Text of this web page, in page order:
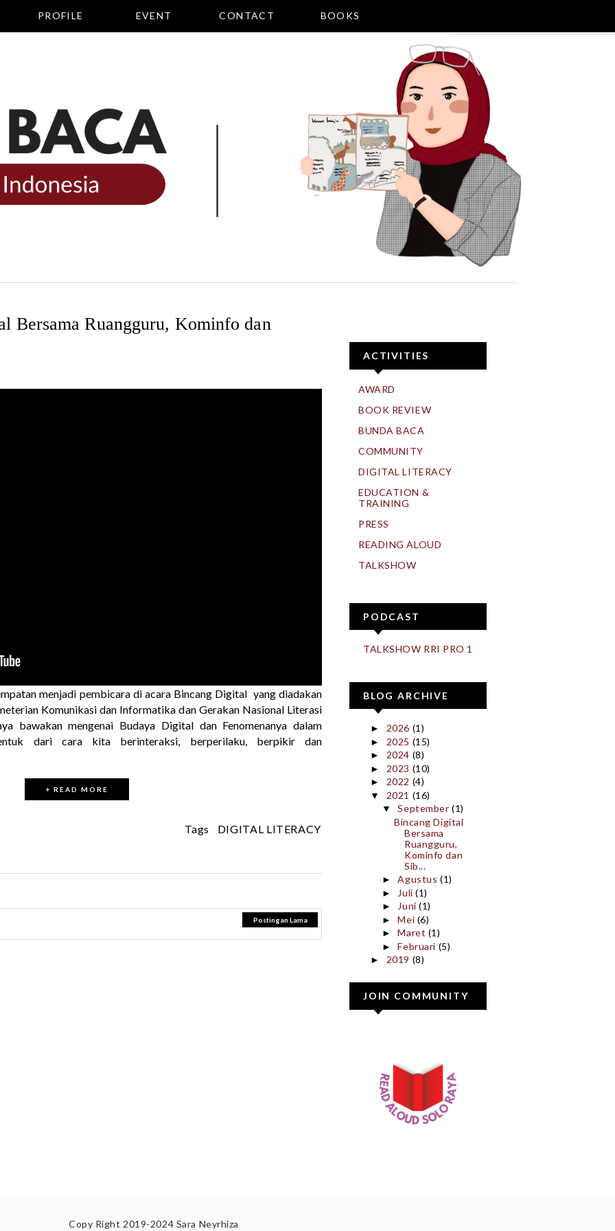
PROFILE EVENT CONTACT BOOKS
Bersama Ruangguru, Kominfo dan
menjadi pembicara di acara Bincang Digital yang diadakan
Komunikasi dan Informatika dan Gerakan Nasional Literasi
bawakan mengenai Budaya Digital dan Fenomenanya dalam
dari cara kita berinteraksi, berperilaku, berpikir dan
+ READ MORE
Tags DIGITAL LITERACY
Postingan Lama
ACTIVITIES
AWARD
BOOK REVIEW
BUNDA BACA
COMMUNITY
DIGITAL LITERACY
EDUCATION &
TRAINING
PRESS
READING ALOUD
TALKSHOW
PODCAST
TALKSHOW RRI PRO 1
BLOG ARCHIVE
► 2026 (1)
► 2025 (15)
► 2024 (8)
► 2023 (10)
► 2022 (4)
▼ 2021 (16)
▼September(1)
Bincang Digital
Bersama
Ruangguru,
Kominfo dan
Sib...
►Agustus (1)
► Juli(1)
►Juni(1)
►Mei (6)
►Maret (1)
►Februari (5)
► 2019 (8)
JOIN COMMUNITY
Copy Right 2019-2024 Sara Neyrhiza